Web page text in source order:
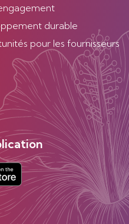
durable
pour les fournisseurs